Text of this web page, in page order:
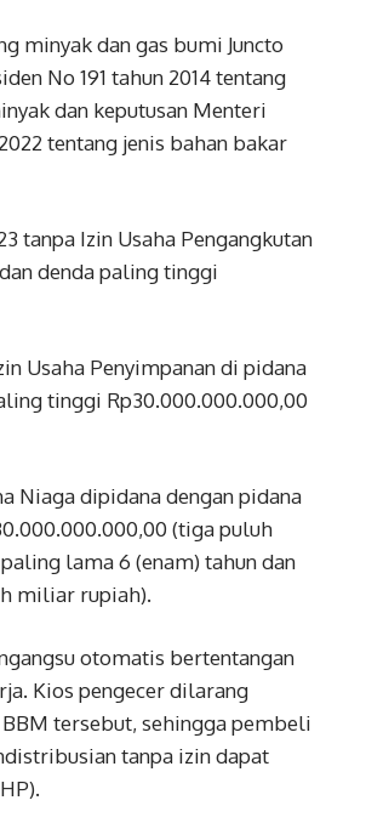
minyak dan gas bumi Juncto
No 191 tahun 2014 tentang
dan keputusan Menteri
tentang jenis bahan bakar
tanpa Izin Usaha Pengangkutan
denda paling tinggi
Usaha Penyimpanan di pidana
tinggi Rp30.000.000.000,00
Niaga dipidana dengan pidana
(tiga puluh
lama 6 (enam) tahun dan
miliar rupiah).
otomatis bertentangan
Kios pengecer dilarang
tersebut, sehingga pembeli
tanpa izin dapat